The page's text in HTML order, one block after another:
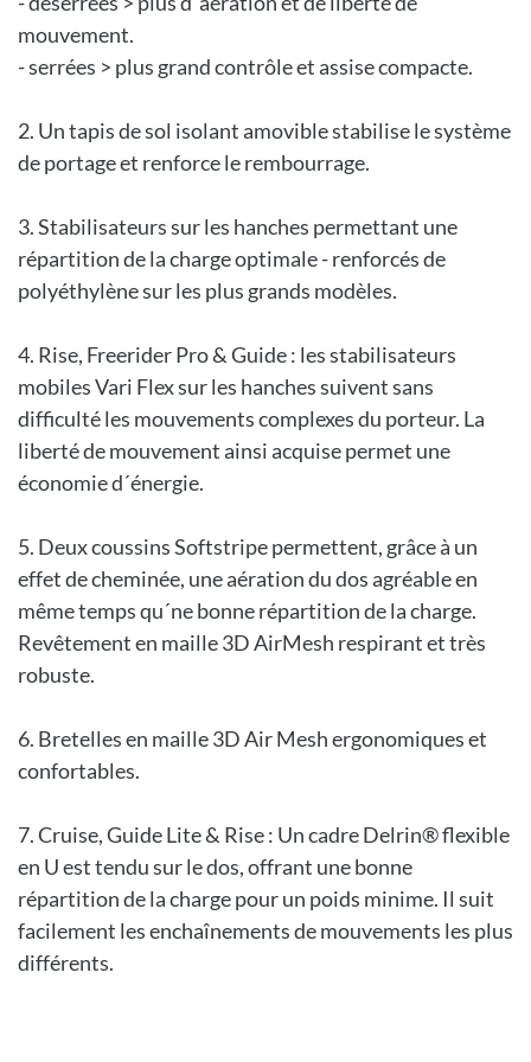
mouvement.
- serrées > plus grand contrôle et assise compacte.
2. Un tapis de sol isolant amovible stabilise le système
de portage et renforce le rembourrage.
3. Stabilisateurs sur les hanches permettant une
répartition de la charge optimale - renforcés de
polyéthylène sur les plus grands modèles.
4. Rise, Freerider Pro & Guide : les stabilisateurs
mobiles Vari Flex sur les hanches suivent sans
difficulté les mouvements complexes du porteur. La
liberté de mouvement ainsi acquise permet une
économie d´énergie.
5. Deux coussins Softstripe permettent, grâce à un
effet de cheminée, une aération du dos agréable en
même temps qu´ne bonne répartition de la charge.
Revêtement en maille 3D AirMesh respirant et très
robuste.
6. Bretelles en maille 3D Air Mesh ergonomiques et
confortables.
7. Cruise, Guide Lite & Rise : Un cadre Delrin® flexible
en U est tendu sur le dos, offrant une bonne
répartition de la charge pour un poids minime. Il suit
facilement les enchaînements de mouvements les plus
différents.